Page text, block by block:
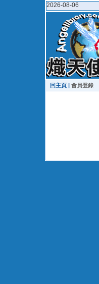
2026-08-06
回主頁 | 會員登錄